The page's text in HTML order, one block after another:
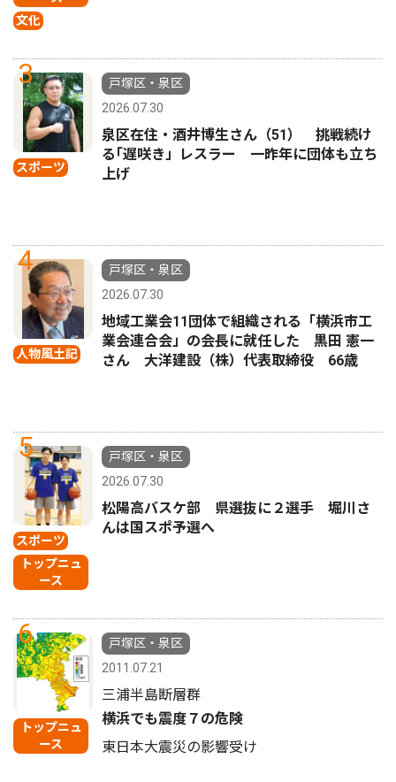
文化
3
スポーツ
戸塚区・泉区
2026.07.30
泉区在住・酒井博生さん（51） 挑戦続け
る｢遅咲き」レスラー 一昨年に団体も立ち
上げ
4
人物風土記
戸塚区・泉区
2026.07.30
地域工業会11団体で組織される「横浜市工
業会連合会」の会長に就任した 黒田 憲一
さん 大洋建設（株）代表取締役 66歳
5
スポーツ
トップニュ
ース
戸塚区・泉区
2026.07.30
松陽高バスケ部 県選抜に２選手 堀川さ
んは国スポ予選へ
6
トップニュ
ース
戸塚区・泉区
2011.07.21
三浦半島断層群
横浜でも震度７の危険
東日本大震災の影響受け